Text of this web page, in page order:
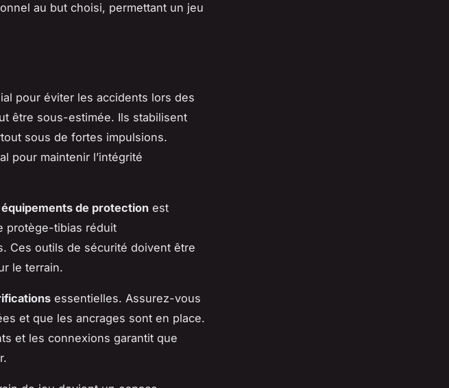
au but choisi, permettant un jeu
pour éviter les accidents lors des
être sous-estimée. Ils stabilisent
sous de fortes impulsions.
pour maintenir l’intégrité
équipements de protection est
protège-tibias réduit
Ces outils de sécurité doivent être
le terrain.
essentielles. Assurez-vous
et que les ancrages sont en place.
et les connexions garantit que